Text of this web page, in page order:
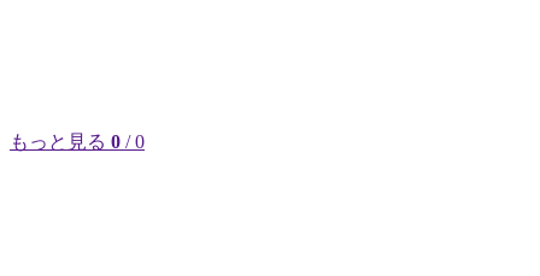
もっと見る 0 / 0